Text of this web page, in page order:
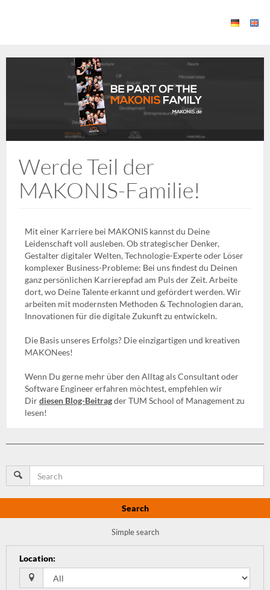
Werde Teil der
MAKONIS-Familie!
Mit einer Karriere bei MAKONIS kannst du Deine
Leidenschaft voll ausleben. Ob strategischer Denker,
Gestalter digitaler Welten, Technologie-Experte oder Löser
komplexer Business-Probleme: Bei uns findest du Deinen
ganz persönlichen Karrierepfad am Puls der Zeit. Arbeite
dort, wo Deine Talente erkannt und gefördert werden. Wir
arbeiten mit modernsten Methoden & Technologien daran,
Innovationen für die digitale Zukunft zu entwickeln.
Die Basis unseres Erfolgs? Die einzigartigen und kreativen
MAKONees!
Wenn Du gerne mehr über den Alltag als Consultant oder
Software Engineer erfahren möchtest, empfehlen wir
Dirdiesen Blog-Beitragder TUM School of Management zu
lesen!
Search
Simple search
Location: